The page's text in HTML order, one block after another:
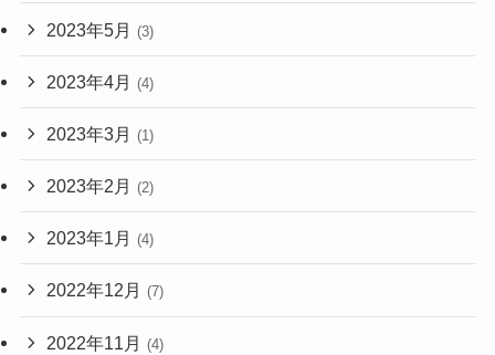
2023年5月 (3)
2023年4月 (4)
2023年3月 (1)
2023年2月 (2)
2023年1月 (4)
2022年12月 (7)
2022年11月 (4)